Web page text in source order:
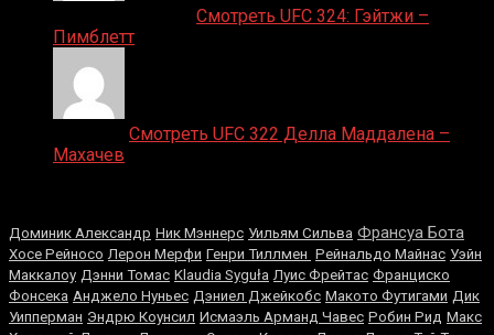
Смотреть UFC 324: Гэйтжи –
Пимблетт
Смотреть UFC 322 Делла Маддалена –
Махачев
Доминик Александр Ник Мэннерс Уильям Сильва Франсуа Бота
Хосе Рейносо Лерон Мерфи Генри Тиллмен Рейнальдо Майнас Уэйн
Маккалоу Дэнни Томас Klaudia Syguła Луис Фрейтас Франциско
Фонсека Анджело Нуньес Дэниел Джейкобс Макото Футигами Дик
Уипперман Эндрю Коунсил Исмаэль Арманд Чавес Робин Рид Макс